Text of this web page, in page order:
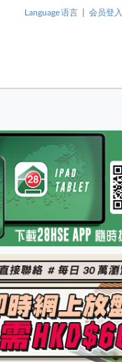
Language 语言 | 会员登入